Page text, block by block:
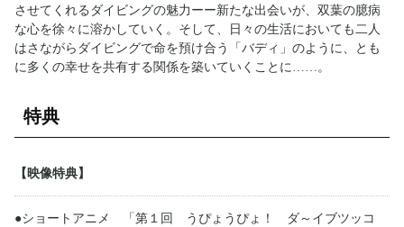
させてくれるダイビングの魅力ーー新たな出会いが、双葉の臆病
な心を徐々に溶かしていく。そして、日々の生活においても二人
はさながらダイビングで命を預け合う「バディ」のように、とも
に多くの幸せを共有する関係を築いていくことに……。
特典
【映像特典】
●ショートアニメ 「第１回 うぴょうぴょ！ ダ～イブツッコ